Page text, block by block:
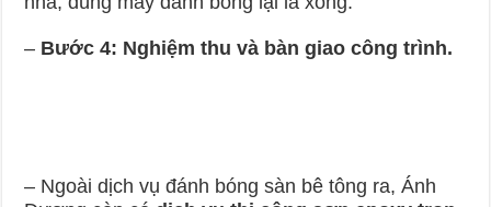
– Bước 4: Nghiệm thu và bàn giao công trình.
– Ngoài dịch vụ đánh bóng sàn bê tông ra, Ánh